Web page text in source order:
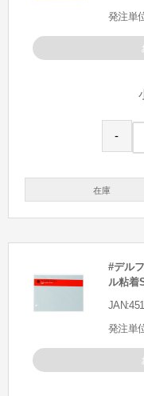
発注単
-
在庫
#デル
ル粘着
発注単